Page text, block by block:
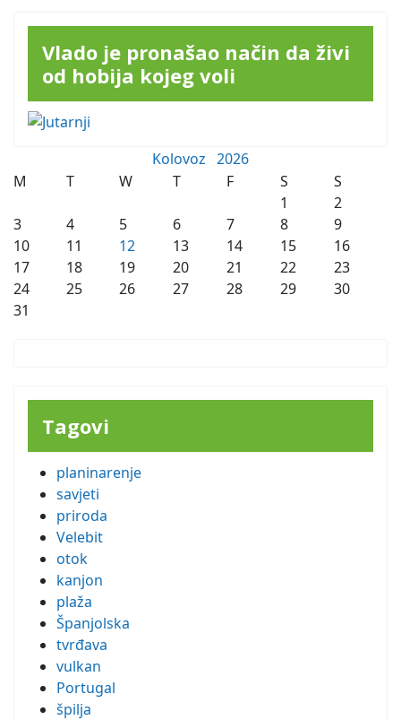
Vlado je pronašao način da živi
od hobija kojeg voli
Kolovoz 2026
M
T W T F S
S
1
2
3
4 5 6 7 8
9
10
11 12 13 14 15
16
17
18 19 20 21 22
23
24
25 26 27 28 29
30
31
Tagovi
planinarenje
savjeti
priroda
Velebit
otok
kanjon
plaža
Španjolska
tvrđava
vulkan
Portugal
špilja